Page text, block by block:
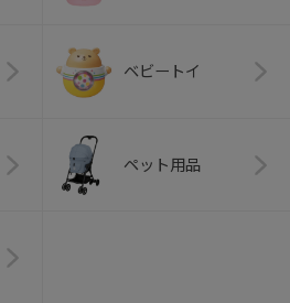
ベビートイ
ペット用品